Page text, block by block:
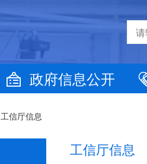
政府信息公开
工信厅信息
工信厅信息